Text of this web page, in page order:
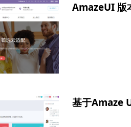
AmazeUI 版
基于Amaze